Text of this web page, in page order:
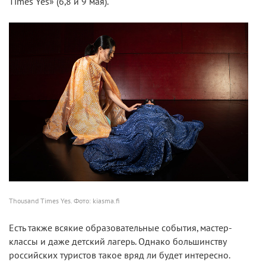
Thousand Times Yes. Фото: kiasma.fi
Есть также всякие образовательные события, мастер-
классы и даже детский лагерь. Однако большинству
российских туристов такое вряд ли будет интересно.